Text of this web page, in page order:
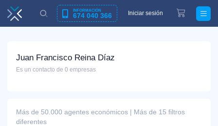
INFORMACIÓN
674 040 366 Iniciar sesión
Juan Francisco Reina Díaz
Es un contacto de 0 empresas
Más de 50.000 agentes económicos | Más de 15 filtros
diferentes